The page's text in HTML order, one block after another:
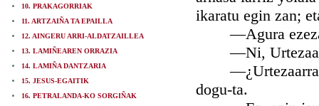
10. PRAKAGORRIAK
11. ARTZAIÑA TA EPAILLA
12. AINGERU ARRI-ALDATZAILLEA
13. LAMIÑEAREN ORRAZIA
14. LAMIÑA DANTZARIA
15. JESUS-EGAITIK
16. PETRALANDA-KO SORGIÑAK
ikaratu egin zan;
—Agura
—Ni, Urtezaarra
—¿Urtezaarra
dogu-ta.